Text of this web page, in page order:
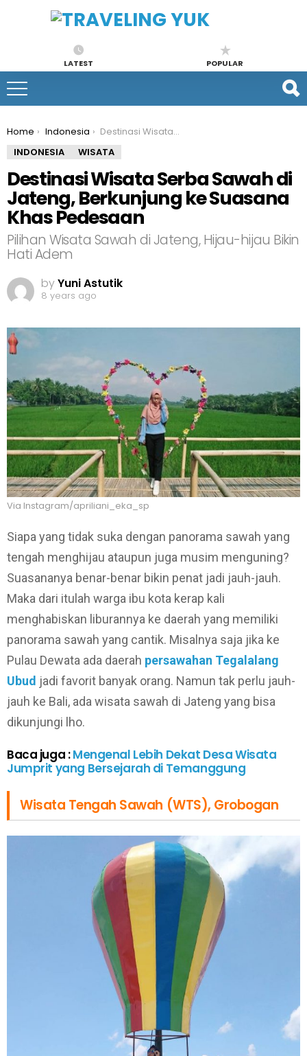
LATEST POPULAR
You are here:
Home Indonesia
Destinasi Wisata Serba Sawah di Jateng, Berkunjung ke Suasana Khas Pedesaan
INDONESIA
WISATA
Destinasi Wisata Serba Sawah di
Jateng, Berkunjung ke Suasana
Khas Pedesaan
Pilihan Wisata Sawah di Jateng, Hijau-hijau Bikin
Hati Adem
byYuni Astutik
8 years ago
Via Instagram/apriliani_eka_sp
Siapa yang tidak suka dengan panorama sawah yang
tengah menghijau ataupun juga musim menguning?
Suasananya benar-benar bikin penat jadi jauh-jauh.
Maka dari itulah warga ibu kota kerap kali
menghabiskan liburannya ke daerah yang memiliki
panorama sawah yang cantik. Misalnya saja jika ke
Pulau Dewata ada daerah persawahan Tegalalang
Ubud jadi favorit banyak orang. Namun tak perlu jauh-
jauh ke Bali, ada wisata sawah di Jateng yang bisa
dikunjungi lho.
Baca juga :Mengenal Lebih Dekat Desa Wisata
Jumprit yang Bersejarah di Temanggung
Wisata Tengah Sawah (WTS), Grobogan